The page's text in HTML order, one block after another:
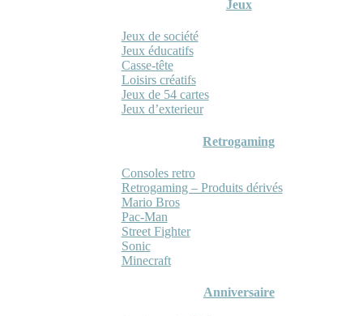
Jeux
Jeux de société
Jeux éducatifs
Casse-tête
Loisirs créatifs
Jeux de 54 cartes
Jeux d’exterieur
Retrogaming
Consoles retro
Retrogaming – Produits dérivés
Mario Bros
Pac-Man
Street Fighter
Sonic
Minecraft
Anniversaire